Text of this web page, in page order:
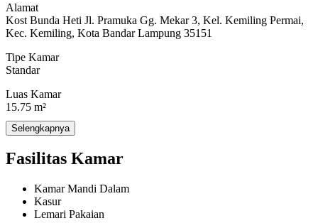
- Harga Kost Per Tahun Tanpa AC: Rp.7.500.000 - Rp.8.500.000
/Tahun
- Harga Kost Per Tahun AC: Rp.10.000.000 - Rp.11.000.000
/Tahun
Fasilitas Kost:
- Kipas Angin
- Kasur Busa
Alamat
Kost Bunda Heti Jl. Pramuka Gg. Mekar 3, Kel. Kemiling Permai,
Kec. Kemiling, Kota Bandar Lampung 35151
Tipe Kamar
Standar
Luas Kamar
15.75 m²
Jumlah Kamar
Selengkapnya
Fasilitas Kamar
Kamar Mandi Dalam
Kasur
Lemari Pakaian